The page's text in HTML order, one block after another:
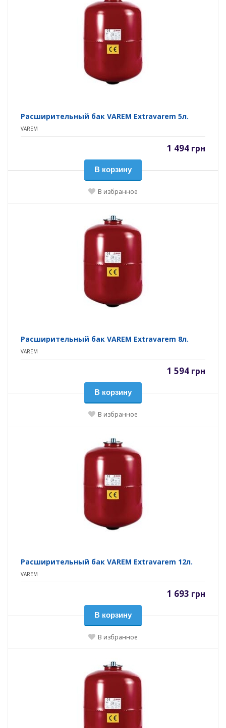
Расширительный бак VAREM Extravarem 5л.
VAREM
1 494 грн
В корзину
В избранное
Расширительный бак VAREM Extravarem 8л.
VAREM
1 594 грн
В корзину
В избранное
Расширительный бак VAREM Extravarem 12л.
VAREM
1 693 грн
В корзину
В избранное